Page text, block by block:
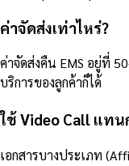
ค่าจัดส่งเท่าไหร่?
ค่าจัดส่งคืน EMS อยู่ที่
บริการของลูกค้าก็ได้
ใช้ Video Call แทน
เอกสารบางประเภท